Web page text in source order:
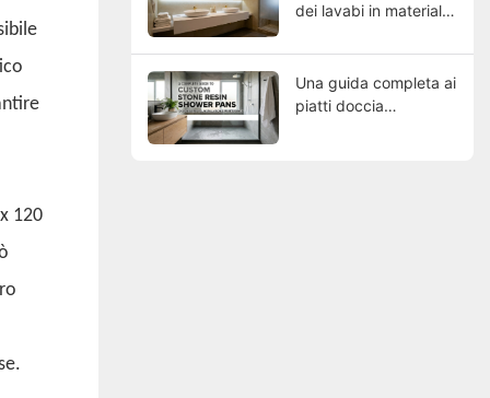
120
dei lavabi in materiale
di hotel
Una guida completa ai
piatti doccia